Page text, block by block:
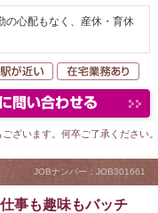
の心配もなく、産休・育休
経験者OK 駅が近い
ざいます。何卒ご了承ください。
JOBナンバー：JOB301661
事も趣味もバッチ